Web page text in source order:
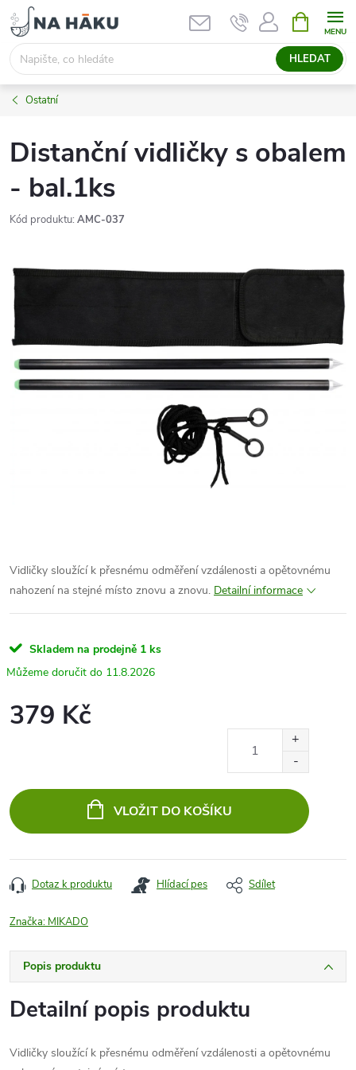
Přejít
na
obsah
HLEDAT
NÁKUPNÍ
KOŠÍK
Ostatní
Distanční vidličky s obalem
- bal.1ks
Kód produktu: AMC-037
Vidličky sloužící k přesnému odměření vzdálenosti a opětovnému
nahození na stejné místo znovu a znovu. Detailní informace
Skladem na prodejně 1 ks
11.8.2026
379 Kč
VLOŽIT DO KOŠÍKU
Dotaz k produktu Hlídací pes Sdílet
Značka: MIKADO
Popis produktu
Detailní popis produktu
Vidličky sloužící k přesnému odměření vzdálenosti a opětovnému